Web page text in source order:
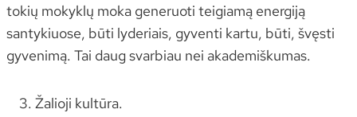
tokių mokyklų moka generuoti teigiamą energiją
santykiuose, būti lyderiais, gyventi kartu, būti, švęsti
gyvenimą. Tai daug svarbiau nei akademiškumas.
Žalioji kultūra.